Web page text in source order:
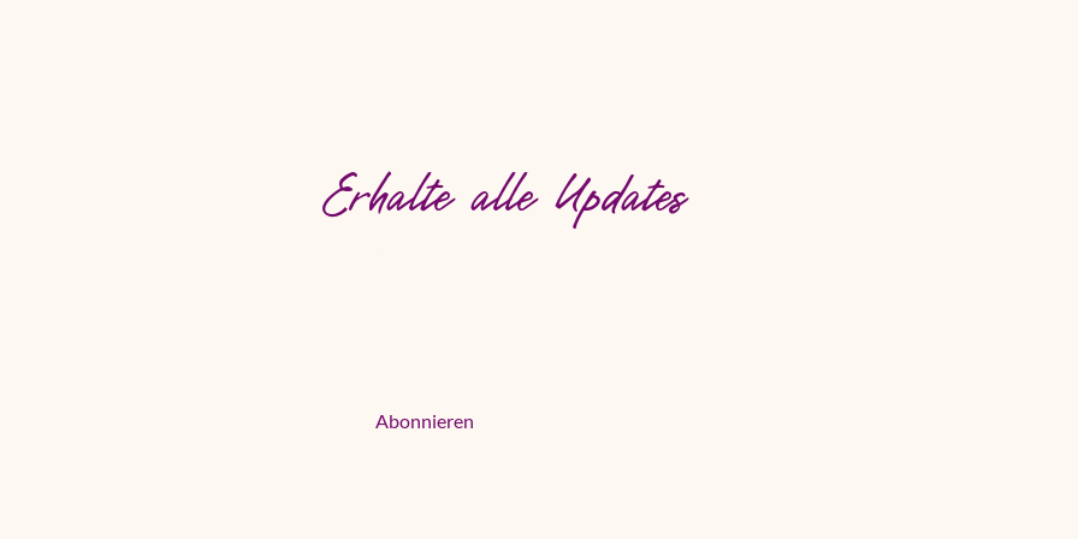
Erhalte alle Updates
Abonnieren